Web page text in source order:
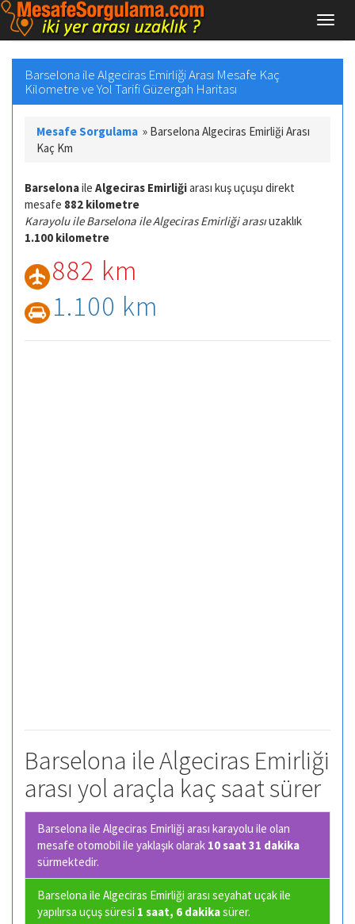
Barselona ile Algeciras Emirliği Arası Mesafe Kaç
Kilometre ve Yol Tarifi Güzergah Haritası
Mesafe Sorgulama » Barselona Algeciras Emirliği Arası
Kaç Km
Barselonaile Algeciras Emirliğiarası kuş uçuşu direkt
mesafe 882 kilometre
Karayolu ile Barselona ile Algeciras Emirliği arasıuzaklık
1.100 kilometre
882 km
1.100 km
Barselona ile Algeciras Emirliği
arası yol araçla kaç saat sürer
Barselona ile Algeciras Emirliği arası karayolu ile olan
mesafe otomobil ile yaklaşık olarak 10 saat 31 dakika
sürmektedir.
Barselona ile Algeciras Emirliği arası seyahat uçak ile
yapılırsa uçuş süresi 1 saat, 6 dakikasürer.